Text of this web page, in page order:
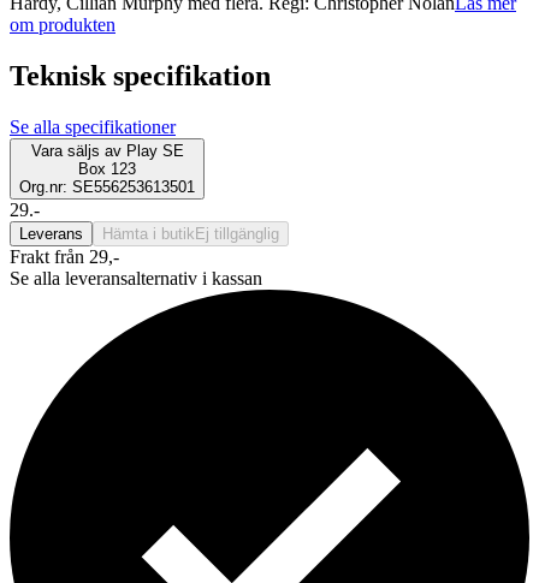
om produkten
Teknisk specifikation
Se alla specifikationer
Vara säljs av Play SE
Box 123
Org.nr: SE556253613501
29.-
Leverans Hämta i butik Ej tillgänglig
Frakt från 29,-
Se alla leveransalternativ i kassan